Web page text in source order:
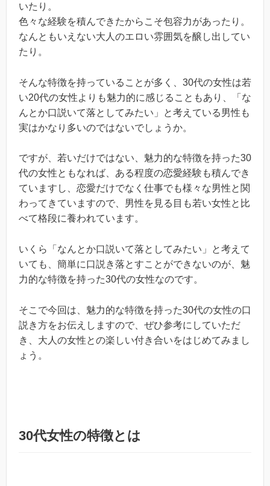
いたり。
色々な経験を積んできたからこそ包容力があったり。
なんともいえない大人のエロい雰囲気を醸し出してい
たり。
そんな特徴を持っていることが多く、30代の女性は若
い20代の女性よりも魅力的に感じることもあり、「な
んとか口説いて落としてみたい」と考えている男性も
実はかなり多いのではないでしょうか。
ですが、若いだけではない、魅力的な特徴を持った30
代の女性ともなれば、ある程度の恋愛経験も積んでき
ていますし、恋愛だけでなく仕事でも様々な男性と関
わってきていますので、男性を見る目も若い女性と比
べて格段に養われています。
いくら「なんとか口説いて落としてみたい」と考えて
いても、簡単に口説き落とすことができないのが、魅
力的な特徴を持った30代の女性なのです。
そこで今回は、魅力的な特徴を持った30代の女性の口
説き方をお伝えしますので、ぜひ参考にしていただ
き、大人の女性との楽しい付き合いをはじめてみまし
ょう。
30代女性の特徴とは